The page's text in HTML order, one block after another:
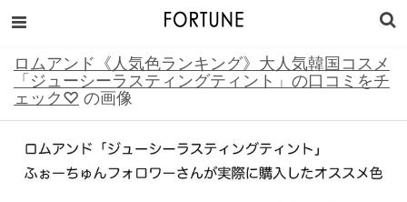
ロムアンド《人気色ランキング》大人気韓国コスメ
「ジューシーラスティングティント」の口コミをチ
ェック♡ の画像